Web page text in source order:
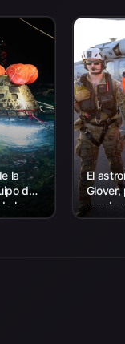
la
de
la
de
El
ayuda
vuelo